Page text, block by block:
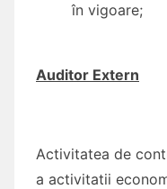
în vigoare;
Auditor Extern
Activitatea de
a activitatii